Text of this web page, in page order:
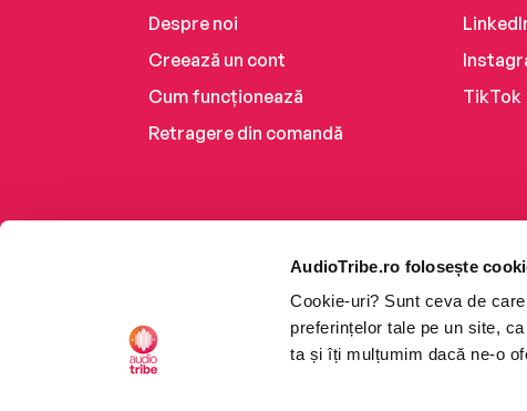
AudioTribe.ro folosește
Cookie-uri? Sunt ceva de
preferințelor tale pe un site,
ta și îți mulțumim dacă ne-o
Despre noi
Creează un cont
Cum funcționează
Retragere din comandă
TikTok